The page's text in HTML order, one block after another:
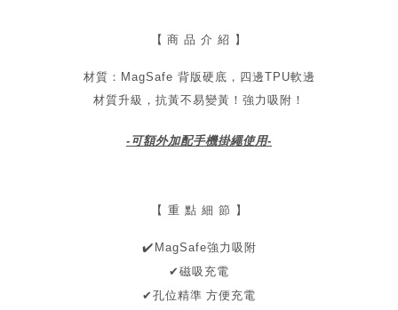
【 商 品 介 紹 】
材質：MagSafe 背版硬底，四邊TPU軟邊
材質升級，抗黃不易變黃！ 強力吸附！
-可額外加配手機掛繩使用-
【 重 點 細 節 】
✔ ️MagSafe強力吸附
✔磁吸充電
✔ 孔位精準 方便充電